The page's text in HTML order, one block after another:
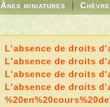
Ânes miniatures
L'absence de droits
L'absence de droits
L'absence de droits
L'absence de droits